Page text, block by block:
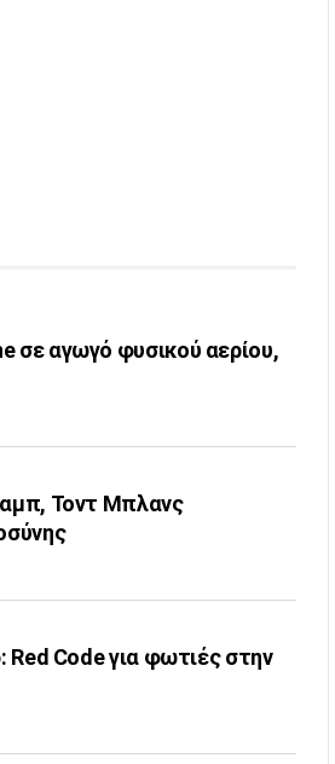
σε αγωγό φυσικού αερίου,
Τοντ Μπλανς
Red Code για φωτιές στην